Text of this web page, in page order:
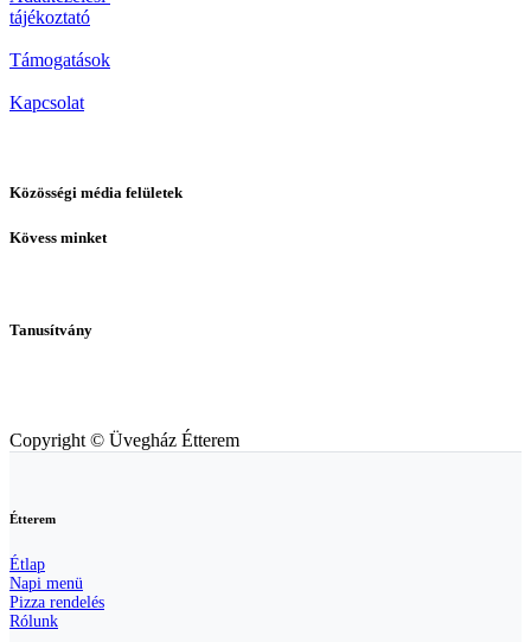
tájékoztató
Támogatások
Kapcsolat
Közösségi média felületek
Kövess minket
Tanusítvány
Copyright © Üvegház Étterem
Étterem
Étlap
Napi menü
Pizza rendelés
Rólunk